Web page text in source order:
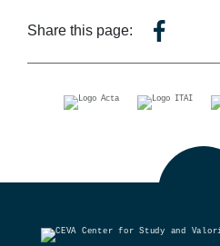
Share this page: